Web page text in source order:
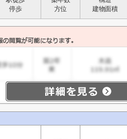
停歩
方位
建物面積